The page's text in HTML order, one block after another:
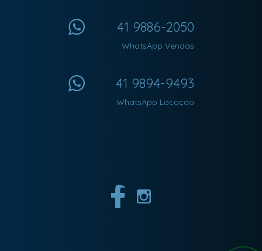
41 9886-2050
WhatsApp Vendas
41 9894-9493
WhatsApp Locação